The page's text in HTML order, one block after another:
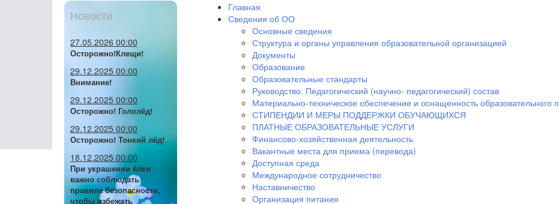
Новости
27.05.2026 00:00
Осторожно!Клещи!
29.12.2025 00:00
Внимание!
29.12.2025 00:00
Осторожно! Гололёд!
29.12.2025 00:00
Осторожно! Тонкий лёд!
18.12.2025 00:00
При украшении ёлки
важно соблюдать
правила безопасности,
чтобы избежать
Главная
Сведения об ОО
Основные сведения
Структура и органы управления образовательной организацией
Документы
Образование
Образовательные стандарты
Руководство. Педагогический (научно- педагогический) состав
Материально-техническое обеспечение и оснащенность образовательного
СТИПЕНДИИ И МЕРЫ ПОДДЕРЖКИ ОБУЧАЮЩИХСЯ
ПЛАТНЫЕ ОБРАЗОВАТЕЛЬНЫЕ УСЛУГИ
Финансово-хозяйственная деятельность
Вакантные места для приема (перевода)
Доступная среда
Международное сотрудничество
Наставничество
Организация питания